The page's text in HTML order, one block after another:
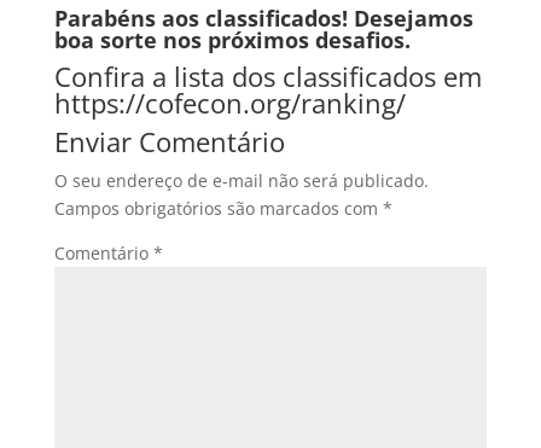
Parabéns aos classificados! Desejamos
boa sorte nos próximos desafios.
Confira a lista dos classificados em
https://cofecon.org/ranking/
Enviar Comentário
O seu endereço de e-mail não será publicado.
Campos obrigatórios são marcados com *
Comentário *